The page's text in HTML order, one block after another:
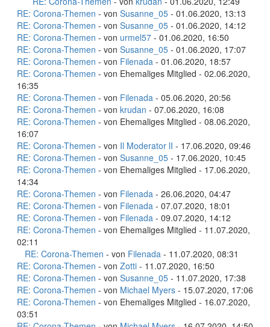
RE: Corona-Themen - von Susanne_05 - 01.06.2020, 13:13
RE: Corona-Themen - von Susanne_05 - 01.06.2020, 14:12
RE: Corona-Themen - von urmel57 - 01.06.2020, 16:50
RE: Corona-Themen - von Susanne_05 - 01.06.2020, 17:07
RE: Corona-Themen - von Filenada - 01.06.2020, 18:57
RE: Corona-Themen - von Ehemaliges Mitglied - 02.06.2020,
16:35
RE: Corona-Themen - von Filenada - 05.06.2020, 20:56
RE: Corona-Themen - von krudan - 07.06.2020, 16:08
RE: Corona-Themen - von Ehemaliges Mitglied - 08.06.2020,
16:07
RE: Corona-Themen - von Il Moderator lI - 17.06.2020, 09:46
RE: Corona-Themen - von Susanne_05 - 17.06.2020, 10:45
RE: Corona-Themen - von Ehemaliges Mitglied - 17.06.2020,
14:34
RE: Corona-Themen - von Filenada - 26.06.2020, 04:47
RE: Corona-Themen - von Filenada - 07.07.2020, 18:01
RE: Corona-Themen - von Filenada - 09.07.2020, 14:12
RE: Corona-Themen - von Ehemaliges Mitglied - 11.07.2020,
02:11
RE: Corona-Themen - von Filenada - 11.07.2020, 08:31
RE: Corona-Themen - von Zotti - 11.07.2020, 16:50
RE: Corona-Themen - von Susanne_05 - 11.07.2020, 17:38
RE: Corona-Themen - von Michael Myers - 15.07.2020, 17:06
RE: Corona-Themen - von Ehemaliges Mitglied - 16.07.2020,
03:51